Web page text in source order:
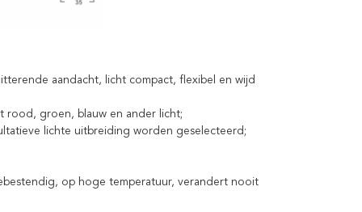
aandacht, licht compact, flexibel en wijd
rood, groen, blauw en ander licht;
lichte uitbreiding worden geselecteerd;
op hoge temperatuur, verandert nooit